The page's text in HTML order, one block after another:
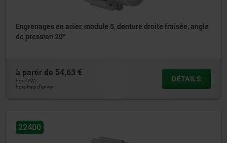
Engrenages en acier, module 5, denture droite fraisée, angle
de pression 20°
à partir de 54,63 €
hors TVA
hors frais d’envoi
DÉTAILS
22400